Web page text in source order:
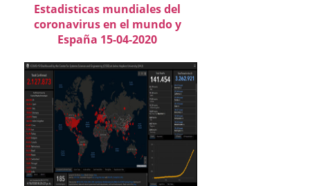
Estadisticas mundiales del
coronavirus en el mundo y
España 15-04-2020